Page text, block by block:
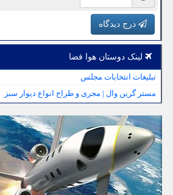
درج دیدگاه
لینک دوستان هوا فضا
تبلیغات انتخابات مجلس
مستر گرین وال | مجری و طراح انواع دیوار سبز